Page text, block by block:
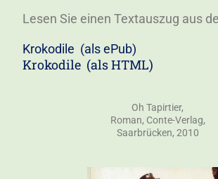
Lesen Sie einen Textauszug aus
Krokodile (als ePub)
Krokodile (als HTML)
Oh Tapirtier,
Roman, Conte-Verlag,
Saarbrücken, 2010